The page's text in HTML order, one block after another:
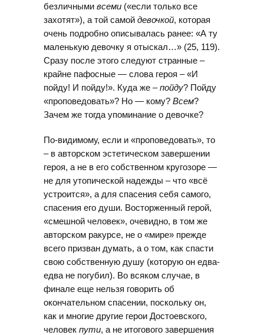
безличными всеми («если только все
захотят»), а той самой девочкой, которая
очень подробно описывалась ранее: «А ту
маленькую девочку я отыскал…» (25, 119).
Сразу после этого следуют странные –
крайне пафосные — слова героя – «И
пойду! И пойду!». Куда же –пойду? Пойду
«проповедовать»? Но — кому? Всем?
Зачем же тогда упоминание о девочке?
По-видимому, если и «проповедовать», то
– в авторском эстетическом завершении
героя, а не в его собственном кругозоре —
не для утопической надежды – что «всё
устроится», а для спасения себя самого,
спасения его души. Восторженный герой,
«смешной человек», очевидно, в том же
авторском ракурсе, не о «мире» прежде
всего призван думать, а о том, как спасти
свою собственную душу (которую он едва-
едва не погубил). Во всяком случае, в
финале еще нельзя говорить об
окончательном спасении, поскольку он,
как и многие другие герои Достоевского,
человек пути, а не итогового завершения